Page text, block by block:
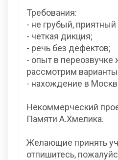
Требования:
- не грубый, приятный
- четкая дикция;
- речь без дефектов;
- опыт в переозвучке
рассмотрим варианты
- нахождение в
Некоммерческий
Памяти А.Хмелика.
Желающие принять
отпишитесь,